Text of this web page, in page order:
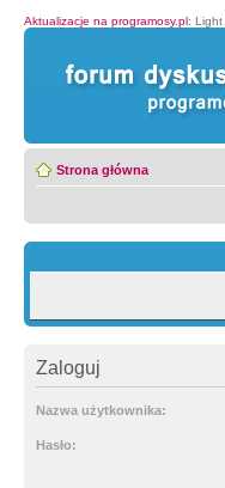
Aktualizacje na programosy.pl: Light
Strona główna
Zaloguj
Nazwa użytkownika:
Hasło: